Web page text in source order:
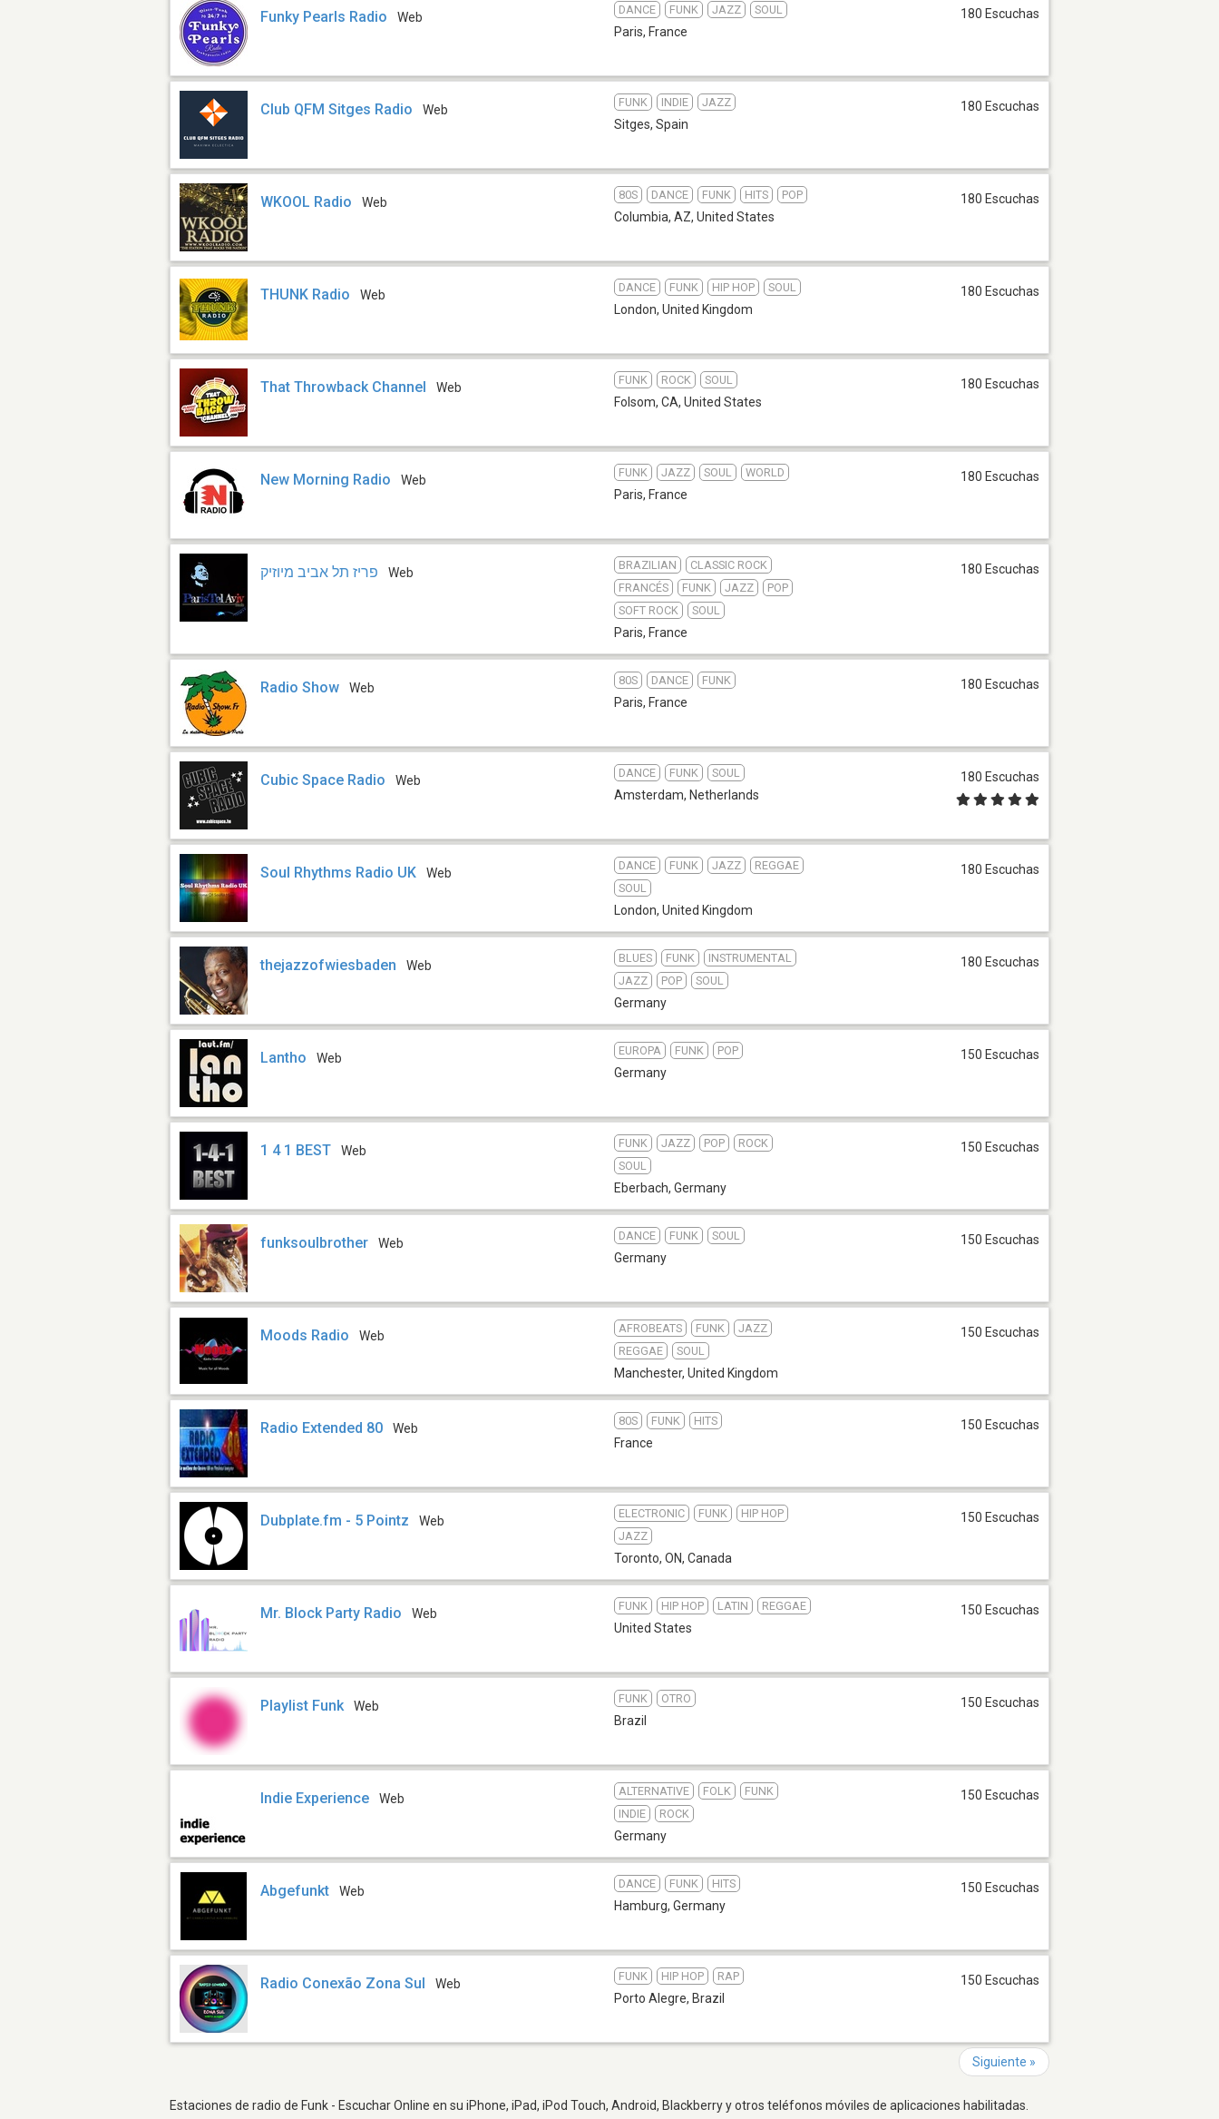
Funky Pearls Radio Web
DANCE FUNK JAZZ SOUL
Paris, France
180 Escuchas
Club QFM Sitges Radio Web
FUNK INDIE JAZZ
Sitges, Spain
180 Escuchas
WKOOL Radio Web
80S DANCE FUNK HITS POP
Columbia, AZ, United States
180 Escuchas
THUNK Radio Web
DANCE FUNK HIP HOP SOUL
London, United Kingdom
180 Escuchas
That Throwback Channel Web
FUNK ROCK SOUL
Folsom, CA, United States
180 Escuchas
New Morning Radio Web
FUNK JAZZ SOUL WORLD
Paris, France
180 Escuchas
פריז תל אביב מיוזיק Web
BRAZILIAN
CLASSIC ROCK
FRANCÉS
FUNK JAZZ
POP
SOFT ROCK
SOUL
Paris, France
180 Escuchas
Radio Show Web
80S DANCE FUNK
Paris, France
180 Escuchas
Cubic Space Radio Web
DANCE FUNK SOUL
Amsterdam, Netherlands
180 Escuchas
Soul Rhythms Radio UK Web
DANCE FUNK JAZZ
REGGAE
SOUL
London, United Kingdom
180 Escuchas
thejazzofwiesbaden Web
BLUES FUNK
INSTRUMENTAL
JAZZ
POP SOUL
Germany
180 Escuchas
Lantho Web
EUROPA FUNK POP
Germany
150 Escuchas
1 4 1 BEST Web
FUNK JAZZ POP
ROCK
SOUL
Eberbach, Germany
150 Escuchas
funksoulbrother Web
DANCE FUNK SOUL
Germany
150 Escuchas
Moods Radio Web
AFROBEATS FUNK
JAZZ
REGGAE
SOUL
Manchester, United Kingdom
150 Escuchas
Radio Extended 80 Web
80S FUNK HITS
France
150 Escuchas
Dubplate.fm - 5 Pointz Web
ELECTRONIC FUNK
HIP HOP
JAZZ
Toronto, ON, Canada
150 Escuchas
Mr. Block Party Radio Web
FUNK HIP HOP LATIN REGGAE
United States
150 Escuchas
Playlist Funk Web
FUNK OTRO
Brazil
150 Escuchas
Indie Experience Web
ALTERNATIVE FOLK
FUNK
INDIE
ROCK
Germany
150 Escuchas
Abgefunkt Web
DANCE FUNK HITS
Hamburg, Germany
150 Escuchas
Radio Conexão Zona Sul Web
FUNK HIP HOP RAP
Porto Alegre, Brazil
150 Escuchas
Siguiente »
Estaciones de radio de Funk - Escuchar Online en su iPhone, iPad, iPod Touch, Android, Blackberry y otros teléfonos móviles de aplicaciones habilitadas.